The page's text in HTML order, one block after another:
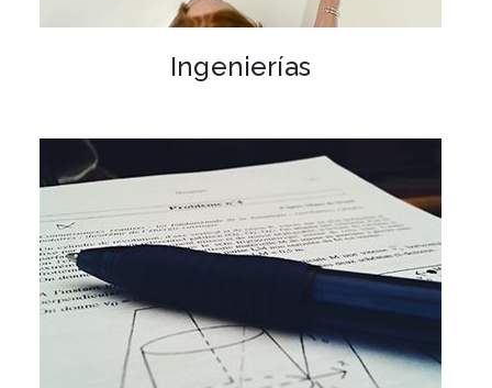
Ingenierías